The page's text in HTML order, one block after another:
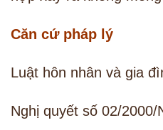
Căn cứ pháp lý
Luật hôn nhân và gia
Nghị quyết số 02/2000/